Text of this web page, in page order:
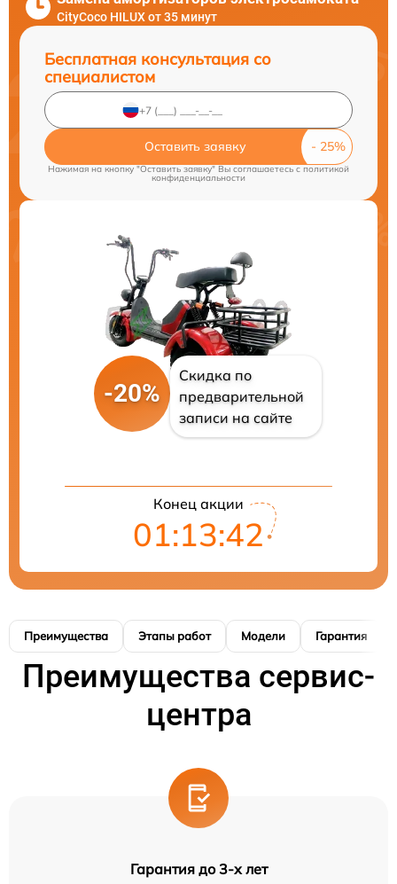
CityCoco HILUX от 35 минут
Бесплатная консультация со
специалистом
Оставить заявку
Нажимая на кнопку "Оставить заявку" Вы соглашаетесь cполитикой
конфиденциальности
-20%
Скидка по
предварительной
записи на сайте
Конец акции
01:13:42
Преимущества Этапы работ Модели Гарантия
Преимущества сервис-
центра
Гарантия до 3-х лет